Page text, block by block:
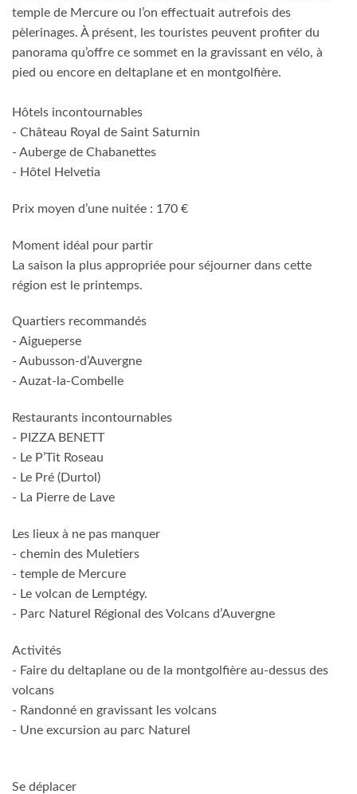
temple de Mercure ou l’on effectuait autrefois des
pèlerinages. À présent, les touristes peuvent profiter du
panorama qu’offre ce sommet en la gravissant en vélo, à
pied ou encore en deltaplane et en montgolfière.
Hôtels incontournables
- Château Royal de Saint Saturnin
- Auberge de Chabanettes
- Hôtel Helvetia
Prix moyen d’une nuitée : 170 €
Moment idéal pour partir
La saison la plus appropriée pour séjourner dans cette
région est le printemps.
Quartiers recommandés
- Aigueperse
- Aubusson-d’Auvergne
- Auzat-la-Combelle
Restaurants incontournables
- PIZZA BENETT
- Le P’Tit Roseau
- Le Pré (Durtol)
- La Pierre de Lave
Les lieux à ne pas manquer
- chemin des Muletiers
- temple de Mercure
- Le volcan de Lemptégy.
- Parc Naturel Régional des Volcans d’Auvergne
Activités
- Faire du deltaplane ou de la montgolfière au-dessus des
volcans
- Randonné en gravissant les volcans
- Une excursion au parc Naturel
Se déplacer